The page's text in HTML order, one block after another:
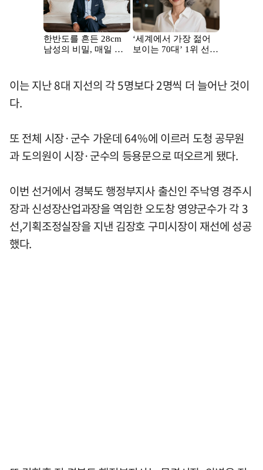
이는 지난 8대 지선의 각 5명보다 2명씩 더 늘어난 것이
다.
또 전체 시장·군수 가운데 64%에 이르러 도청 공무원
과 도의원이 시장·군수의 등용문으로 떠오르게 됐다.
이번 선거에서 경북도 행정부지사 출신인 주낙영 경주시
장과 신성장산업과장을 역임한 오도창 영양군수가 각 3
선,기획조정실장을 지낸 김장호 구미시장이 재선에 성공
했다.